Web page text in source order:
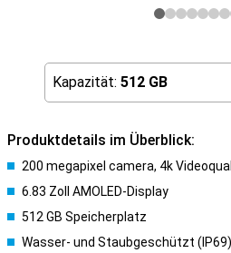
Kapazität: 512 GB
Produktdetails im Überblick:
200 megapixel camera, 4k
6.83 Zoll AMOLED-Display
512 GB Speicherplatz
Wasser- und Staubgeschützt (IP69)